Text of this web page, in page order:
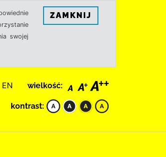
swojej
ZAMKNIJ
EN wielkość:
kontrast: